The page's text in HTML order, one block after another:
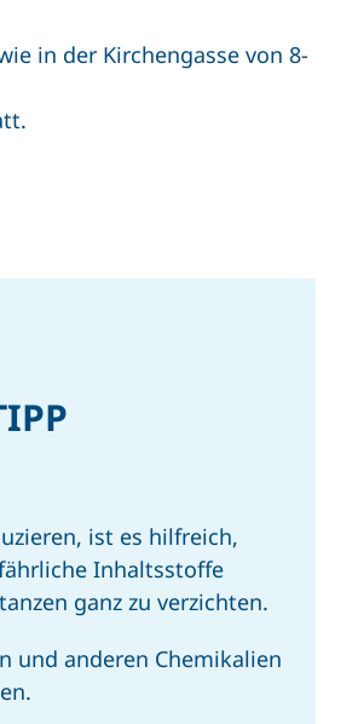
in der Kirchengasse von 8-
ist es hilfreich,
Inhaltsstoffe
ganz zu verzichten.
und anderen Chemikalien